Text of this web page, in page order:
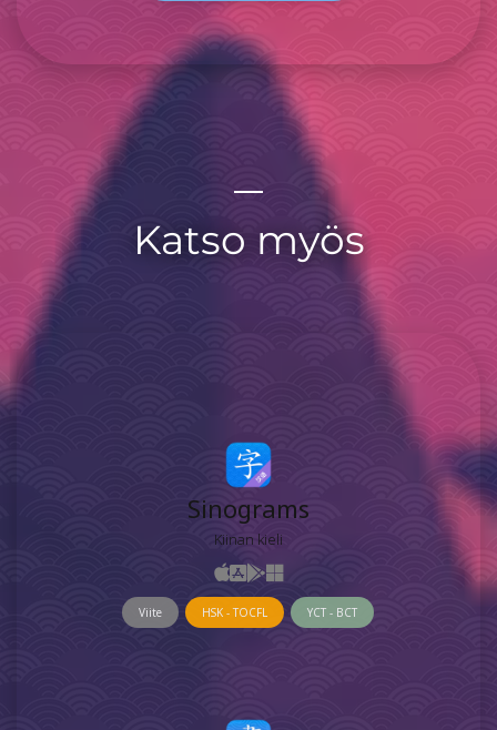
Katso myös
Sinograms
Kiinan kieli
Viite HSK - TOCFL YCT - BCT